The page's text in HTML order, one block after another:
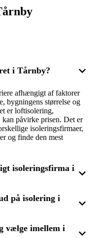
i Tårnby?
afhængigt af faktorer
bygningens størrelse og
er loftisolering,
påvirke prisen. Det er
isoleringsfirmaer,
og finde den mest
isoleringsfirma i
i Tårnby, kan du
Vælg et firma med
og en favorable pris.
på isolering i
forskellige
vælge imellem i